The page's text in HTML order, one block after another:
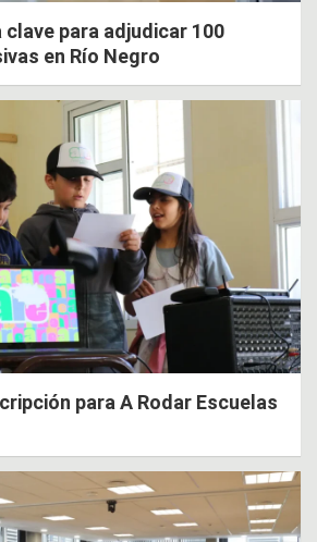
clave para adjudicar 100
en Río Negro
para A Rodar Escuelas